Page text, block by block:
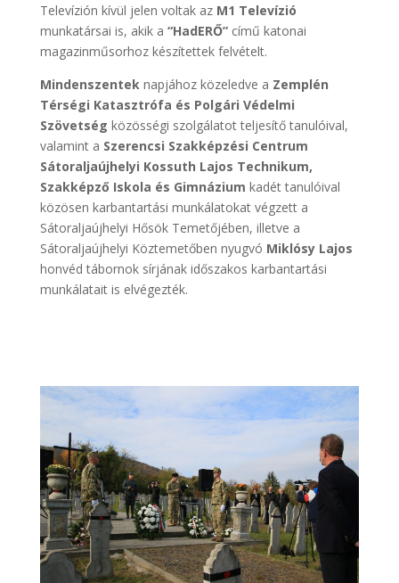
Televízión kívül jelen voltak az M1 Televízió
munkatársai is, akik a “HadERŐ” című katonai
magazinműsorhoz készítettek felvételt.
Mindenszenteknapjához közeledve a Zemplén
Térségi Katasztrófa és Polgári Védelmi
Szövetség közösségi szolgálatot teljesítő tanulóival,
valamint a Szerencsi Szakképzési Centrum
Sátoraljaújhelyi Kossuth Lajos Technikum,
Szakképző Iskola és Gimnázium kadét tanulóival
közösen karbantartási munkálatokat végzett a
Sátoraljaújhelyi Hősök Temetőjében, illetve a
Sátoraljaújhelyi Köztemetőben nyugvó Miklósy Lajos
honvéd tábornok sírjának időszakos karbantartási
munkálatait is elvégezték.